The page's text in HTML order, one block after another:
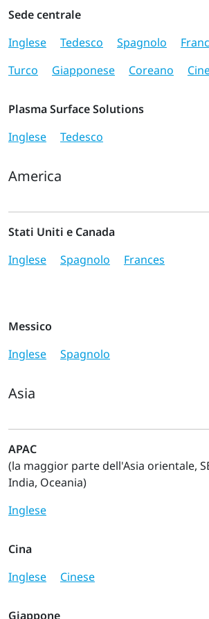
Sede centrale
Inglese
Tedesco Spagnolo
Turco
Giapponese Coreano
Plasma Surface Solutions
Inglese
Tedesco
America
Stati Uniti e Canada
Inglese
Spagnolo Frances
Messico
Inglese
Spagnolo
Asia
APAC
(la maggior parte dell'Asia orientale,
India, Oceania)
Inglese
Cina
Inglese
Cinese
Giappone